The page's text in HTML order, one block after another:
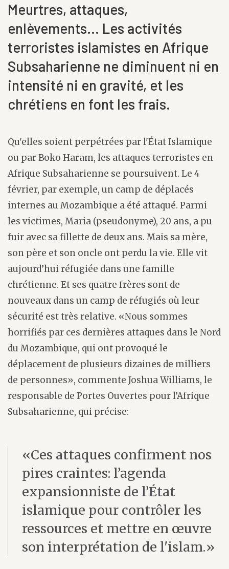
Meurtres, attaques,
enlèvements... Les activités
terroristes islamistes en Afrique
Subsaharienne ne diminuent ni en
intensité ni en gravité, et les
chrétiens en font les frais.
Qu'elles soient perpétrées par l'État Islamique
ou par Boko Haram, les attaques terroristes en
Afrique Subsaharienne se poursuivent. Le 4
février, par exemple, un camp de déplacés
internes au Mozambique a été attaqué. Parmi
les victimes, Maria (pseudonyme), 20 ans, a pu
fuir avec sa fillette de deux ans. Mais sa mère,
son père et son oncle ont perdu la vie. Elle vit
aujourd’hui réfugiée dans une famille
chrétienne. Et ses quatre frères sont de
nouveaux dans un camp de réfugiés où leur
sécurité est très relative. «Nous sommes
horrifiés par ces dernières attaques dans le Nord
du Mozambique, qui ont provoqué le
déplacement de plusieurs dizaines de milliers
de personnes», commente Joshua Williams, le
responsable de Portes Ouvertes pour l’Afrique
Subsaharienne, qui précise:
«Ces attaques confirment nos
pires craintes: l’agenda
expansionniste de l’État
islamique pour contrôler les
ressources et mettre en œuvre
son interprétation de l'islam.»